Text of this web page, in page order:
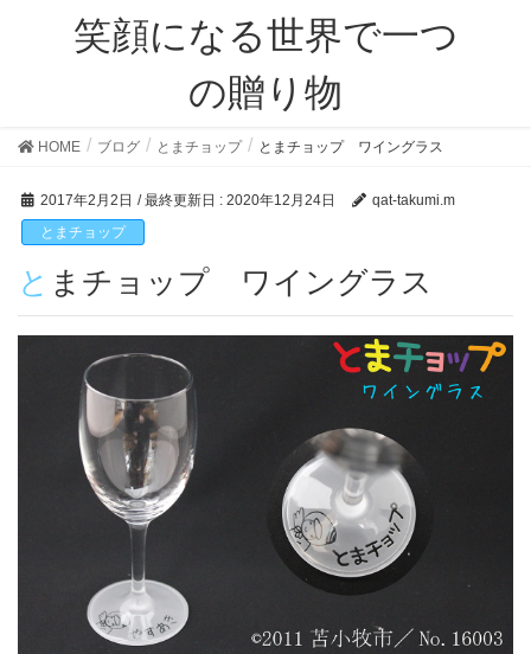
笑顔になる世界で一つ
の贈り物
HOME ブログ とまチョップ とまチョップ ワイングラス
2017年2月2日 / 最終更新日 : 2020年12月24日
qat-takumi.m
とまチョップ
とまチョップ ワイングラス